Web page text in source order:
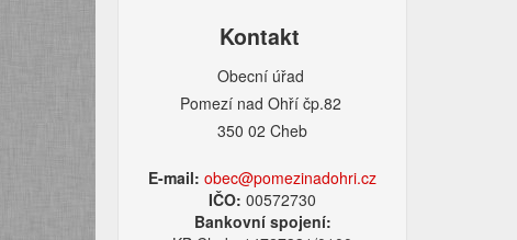
Kontakt
Obecní úřad
Pomezí nad Ohří čp.82
350 02 Cheb
E-mail: obec@pomezinadohri.cz
IČO:00572730
Bankovní spojení: